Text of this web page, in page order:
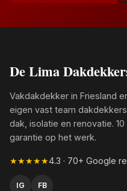
De Lima
Vakdakdekker in Friesland
eigen vast team
dak, isolatie en renovatie.
garantie op het werk.
★★★★★4.3 · 70+ Google
IG FB